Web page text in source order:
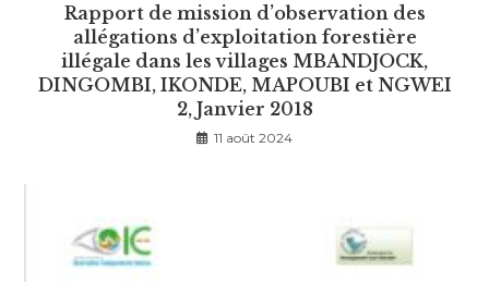
Rapport de mission d’observation des
allégations d’exploitation forestière
illégale dans les villages MBANDJOCK,
DINGOMBI, IKONDE, MAPOUBI et NGWEI
2, Janvier 2018
11 août 2024